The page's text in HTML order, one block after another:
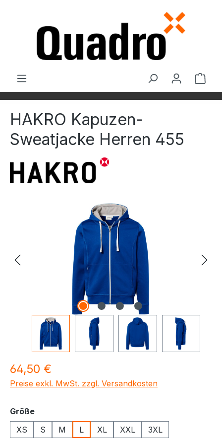
HAKRO Kapuzen-
Sweatjacke Herren 455
Bildergalerie überspringen
Regulärer Preis:
64,50 €
Preise exkl. MwSt. zzgl. Versandkosten
Größeauswählen
XS
S M L XL XXL 3XL